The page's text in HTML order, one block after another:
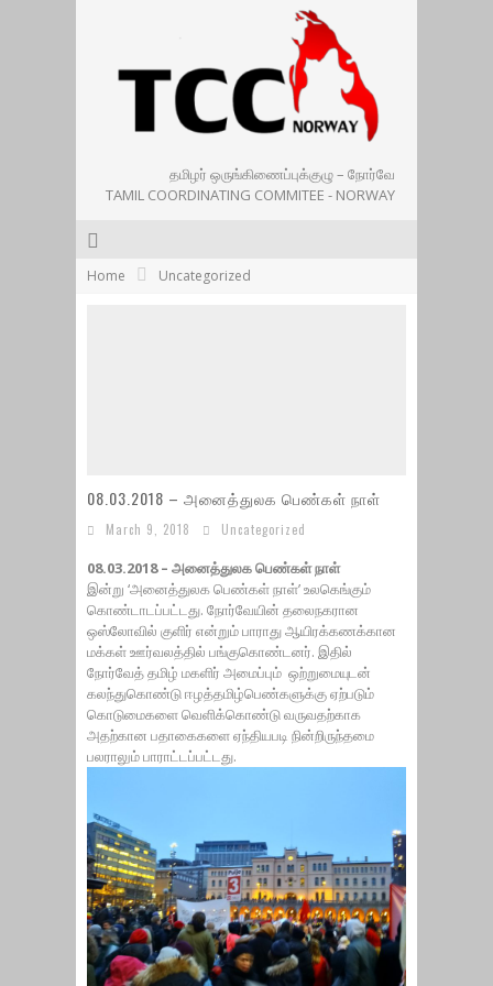
தமிழர் ஒருங்கிணைப்புக்குழு – நோர்வே
TAMIL COORDINATING COMMITEE - NORWAY
Home Uncategorized
08.03.2018 – அனைத்துலக பெண்கள் நாள்
March 9, 2018 Uncategorized
08.03.2018 – அனைத்துலக பெண்கள் நாள்
இன்று ‘அனைத்துலக பெண்கள் நாள்’ உலகெங்கும்
கொண்டாடப்பட்டது. நோர்வேயின் தலைநகரான
ஒஸ்லோவில் குளிர் என்றும் பாராது ஆயிரக்கணக்கான
மக்கள் ஊர்வலத்தில் பங்குகொண்டனர். இதில்
நோர்வேத் தமிழ் மகளிர் அமைப்பும் ஒற்றுமையுடன்
கலந்துகொண்டு ஈழத்தமிழ்பெண்களுக்கு ஏற்படும்
கொடுமைகளை வெளிக்கொண்டு வருவதற்காக
அதற்கான பதாகைகளை ஏந்தியபடி நின்றிருந்தமை
பலராலும் பாராட்டப்பட்டது.